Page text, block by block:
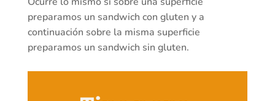
preparamos un sandwich con gluten y a
continuación sobre la misma superficie
preparamos un sandwich sin gluten.